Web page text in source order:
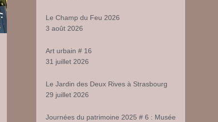
Le Champ du Feu 2026
3 août 2026
Art urbain # 16
31 juillet 2026
Le Jardin des Deux Rives à Strasbourg
29 juillet 2026
Journées du patrimoine 2025 # 6 : Musée